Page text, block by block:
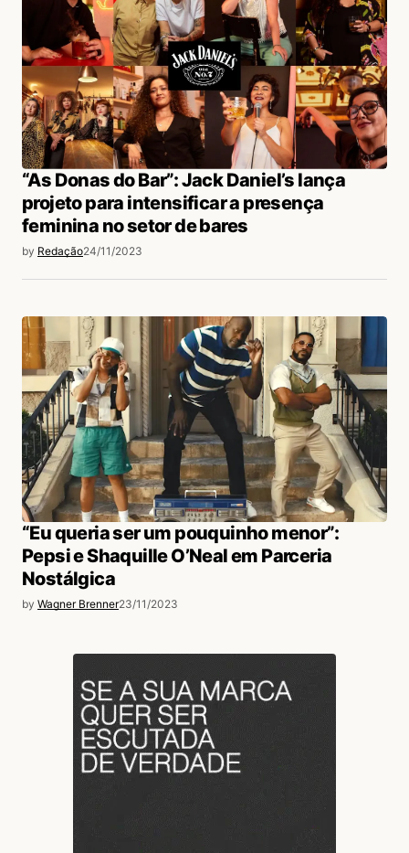
“As Donas do Bar”: Jack Daniel’s lança
projeto para intensificar a presença
feminina no setor de bares
by Redação24/11/2023
“Eu queria ser um pouquinho menor”:
Pepsi e Shaquille O’Neal em Parceria
Nostálgica
by Wagner Brenner23/11/2023